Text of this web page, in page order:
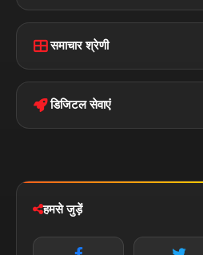
Home
Privacy Policy
समाचार श्रेणी
बिहार
पॉलिटिकल
डिजिटल सेवाएं
न्यूज़ अलर्ट
हमसे जुड़ें